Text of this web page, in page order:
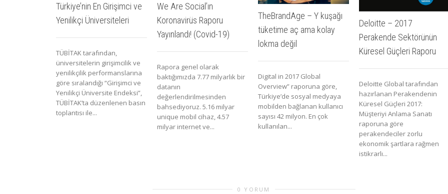
Türkiye’nin En Girişimci ve
Yenilikçi Üniversiteleri
TÜBİTAK tarafından,
üniversitelerin girişimcilik ve
yenilikçilik performanslarına
göre sıralandığı “Girişimci ve
Yenilikçi Üniversite Endeksi”,
TÜBİTAK’ta düzenlenen basın
toplantısı ile...
We Are Social’ın
Koronavirüs Raporu
Yayınlandı! (Covid-19)
Rapora genel olarak
baktığımızda 7.77 milyarlık bir
datanın
değerlendirilmesinden
bahsediyoruz. 5.16 milyar
unique mobil cihaz, 4.57
milyar internet ve...
TheBrandAge – Y kuşağı
tüketime aç ama kolay
lokma değil
Digital in 2017 Global
Overview” raporuna göre,
Türkiye’de sosyal medyaya
mobilden bağlanan kullanıcı
sayısı 42 milyon. En çok
kullanılan...
Deloitte – 2017
Perakende Sektörünün
Küresel Güçleri Raporu
Deloitte Global tarafından
hazırlanan Perakendenin
Küresel Güçleri 2017:
Müşteriyi Anlama Sanatı
raporuna göre
perakendeciler zorlu
ekonomik şartlara rağmen
istikrarlı...
0 YORUM